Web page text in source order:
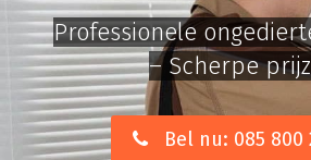
Professionele
– Scherpe
Bel nu: 085 800